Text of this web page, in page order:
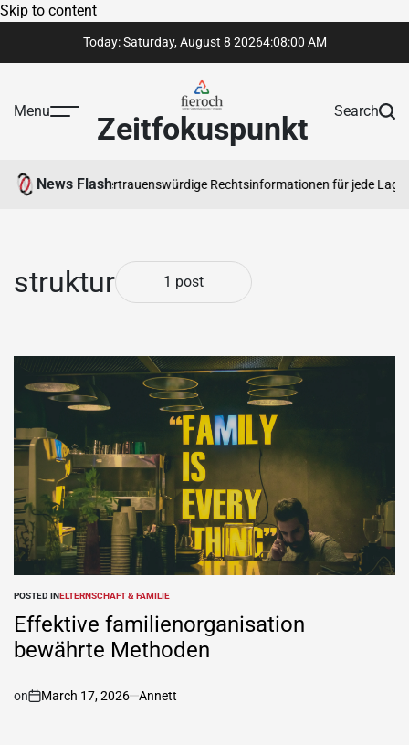
Skip to content
Today: Saturday, August 8 20264:08:00 AM
Menu Zeitfokuspunkt Search
News Flash
zu bewältigenVertrauenswürdige Rechtsinformationen für jede Lage
struktur 1 post
POSTED INELTERNSCHAFT & FAMILIE
Effektive familienorganisation
bewährte Methoden
on March 17, 2026 Annett